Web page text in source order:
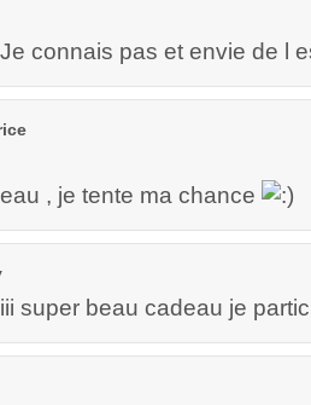
connais pas et envie de l
, je tente ma chance
super beau cadeau je